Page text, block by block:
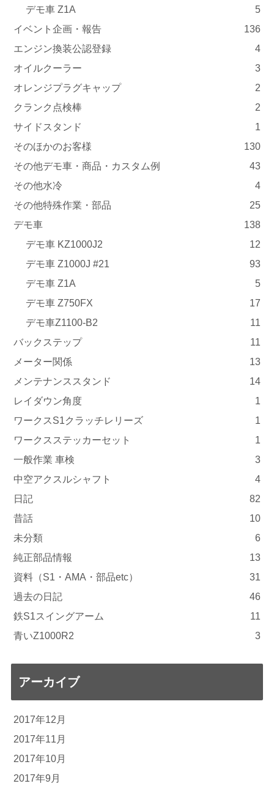
デモ車 Z1A
5
イベント企画・報告
136
エンジン換装公認登録
4
オイルクーラー
3
オレンジプラグキャップ
2
クランク点検棒
2
サイドスタンド
1
そのほかのお客様
130
その他デモ車・商品・カスタム例
43
その他水冷
4
その他特殊作業・部品
25
デモ車
138
デモ車 KZ1000J2
12
デモ車 Z1000J #21
93
デモ車 Z1A
5
デモ車 Z750FX
17
デモ車Z1100-B2
11
バックステップ
11
メーター関係
13
メンテナンススタンド
14
レイダウン角度
1
ワークスS1クラッチレリーズ
1
ワークスステッカーセット
1
一般作業 車検
3
中空アクスルシャフト
4
日記
82
昔話
10
未分類
6
純正部品情報
13
資料（S1・AMA・部品etc）
31
過去の日記
46
鉄S1スイングアーム
11
青いZ1000R2
3
アーカイブ
2017年12月
2017年11月
2017年10月
2017年9月